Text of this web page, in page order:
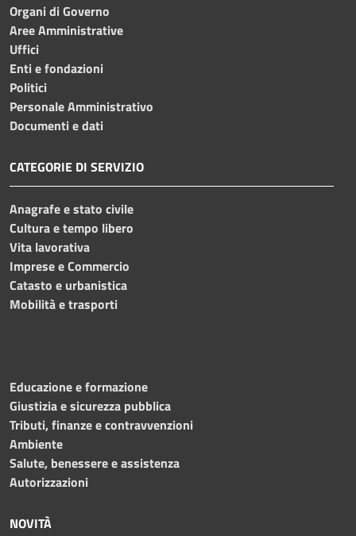
Organi di Governo
Aree Amministrative
Uffici
Enti e fondazioni
Politici
Personale Amministrativo
Documenti e dati
CATEGORIE DI SERVIZIO
Anagrafe e stato civile
Cultura e tempo libero
Vita lavorativa
Imprese e Commercio
Catasto e urbanistica
Mobilità e trasporti
Educazione e formazione
Giustizia e sicurezza pubblica
Tributi, finanze e contravvenzioni
Ambiente
Salute, benessere e assistenza
Autorizzazioni
NOVITÀ